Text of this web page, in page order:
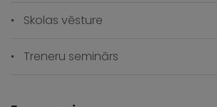
Skolas vēsture
Treneru seminārs